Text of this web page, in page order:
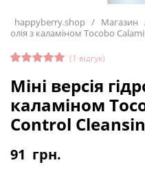
happyberry.shop / Магазин
олія з каламіном Tocobo
5.00з 5
на основі
опитуван
ня
покупця
(1 відгук)
Міні версія
каламіном
Control
91 грн.